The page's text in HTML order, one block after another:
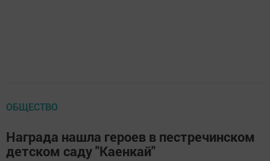
ОБЩЕСТВО
Награда нашла героев в пестречинском
детском саду "Каенкай"